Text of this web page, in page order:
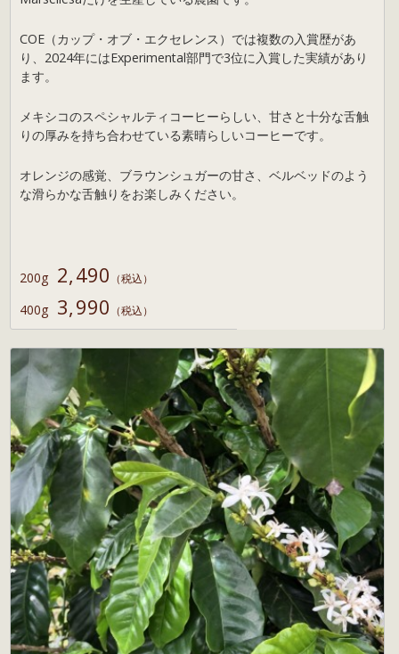
COE（カップ・オブ・エクセレンス）では複数の入賞歴があ
り、2024年にはExperimental部門で3位に入賞した実績があり
ます。
メキシコのスペシャルティコーヒーらしい、甘さと十分な舌触
りの厚みを持ち合わせている素晴らしいコーヒーです。
オレンジの感覚、ブラウンシュガーの甘さ、ベルベッドのよう
な滑らかな舌触りをお楽しみください。
200g 2,490 （税込）
400g 3,990 （税込）